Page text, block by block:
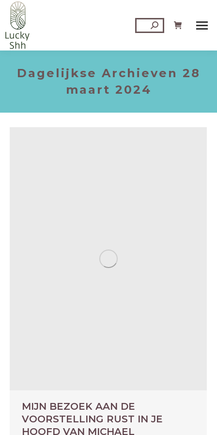
Zoeken:
Dagelijkse Archieven 28
maart 2024
MIJN BEZOEK AAN DE
VOORSTELLING RUST IN JE
HOOFD VAN MICHAEL